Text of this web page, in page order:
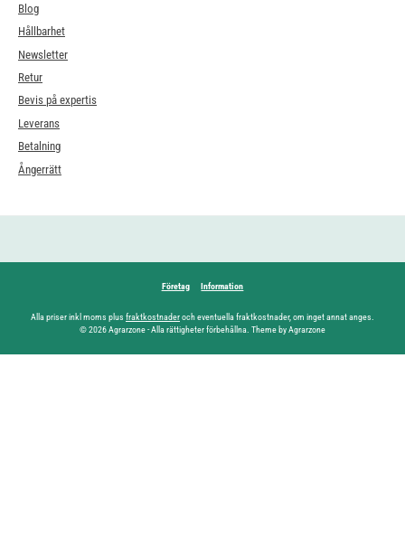
Blog
Hållbarhet
Newsletter
Retur
Bevis på expertis
Leverans
Betalning
Ångerrätt
Företag Information
Alla priser inkl moms plus fraktkostnaderoch eventuella fraktkostnader, om inget annat anges.
© 2026 Agrarzone - Alla rättigheter förbehållna. Theme by Agrarzone